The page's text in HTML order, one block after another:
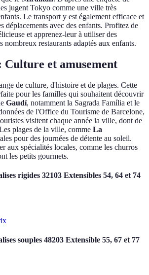
jugent Tokyo comme une ville très
Le transport y est également efficace et
déplacements avec des enfants. Profitez de
et apprenez-leur à utiliser des
nombreux restaurants adaptés aux enfants.
Culture et amusement
de culture, d'histoire et de plages. Cette
pour les familles qui souhaitent découvrir
Gaudí, notamment la Sagrada Família et le
de l'Office du Tourisme de Barcelone,
visitent chaque année la ville, dont de
plages de la ville, comme La
pour des journées de détente au soleil.
aux spécialités locales, comme les churros
les petits gourmets.
rigides 32103 Extensibles 54, 64 et 74
souples 48203 Extensible 55, 67 et 77